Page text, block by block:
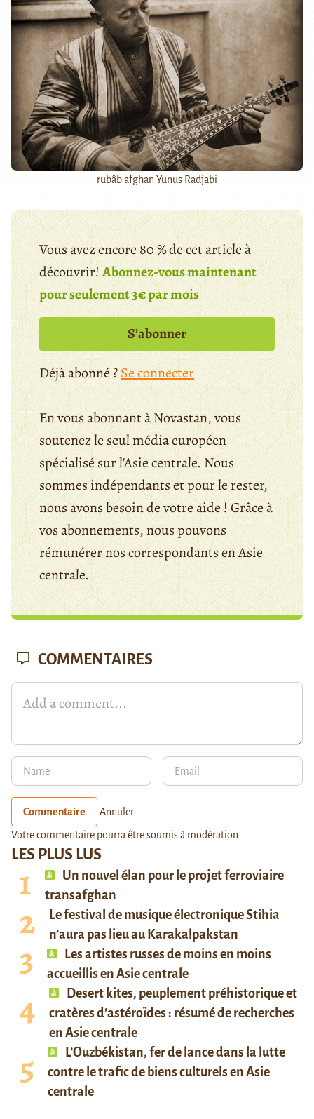
rubâb afghan Yunus Radjabi
Vous avez encore 80 % de cet article à
découvrir!Abonnez-vous maintenant
pour seulement 3€ par mois
S’abonner
Déjà abonné ?Se connecter
En vous abonnant à Novastan, vous
soutenez le seul média européen
spécialisé sur l'Asie centrale. Nous
sommes indépendants et pour le rester,
nous avons besoin de votre aide ! Grâce à
vos abonnements, nous pouvons
rémunérer nos correspondants en Asie
centrale.
LES PLUS LUS
Un nouvel élan pour le projet ferroviaire
transafghan
Le festival de musique électronique Stihia
n’aura pas lieu au Karakalpakstan
Les artistes russes de moins en moins
accueillis en Asie centrale
Desert kites, peuplement préhistorique et
cratères d’astéroïdes : résumé de recherches
en Asie centrale
L’Ouzbékistan, fer de lance dans la lutte
contre le trafic de biens culturels en Asie
centrale
COMMENTAIRES
Commentaire Annuler
Votre commentaire pourra être soumis à modération.